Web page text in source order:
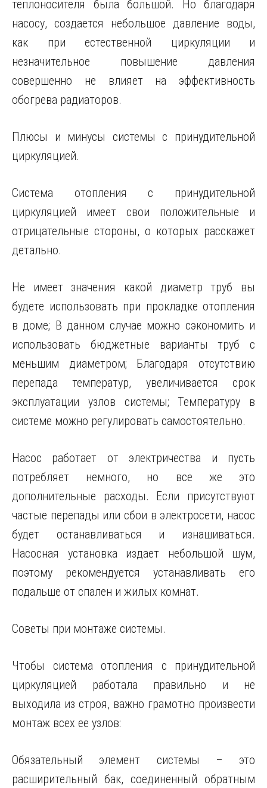
теплоносителя была большой. Но благодаря
насосу, создается небольшое давление воды,
как при естественной циркуляции и
незначительное повышение давления
совершенно не влияет на эффективность
обогрева радиаторов.
Плюсы и минусы системы с принудительной
циркуляцией.
Система отопления с принудительной
циркуляцией имеет свои положительные и
отрицательные стороны, о которых расскажет
детально.
Не имеет значения какой диаметр труб вы
будете использовать при прокладке отопления
в доме; В данном случае можно сэкономить и
использовать бюджетные варианты труб с
меньшим диаметром; Благодаря отсутствию
перепада температур, увеличивается срок
эксплуатации узлов системы; Температуру в
системе можно регулировать самостоятельно.
Насос работает от электричества и пусть
потребляет немного, но все же это
дополнительные расходы. Если присутствуют
частые перепады или сбои в электросети, насос
будет останавливаться и изнашиваться.
Насосная установка издает небольшой шум,
поэтому рекомендуется устанавливать его
подальше от спален и жилых комнат.
Советы при монтаже системы.
Чтобы система отопления с принудительной
циркуляцией работала правильно и не
выходила из строя, важно грамотно произвести
монтаж всех ее узлов:
Обязательный элемент системы – это
расширительный бак, соединенный обратным